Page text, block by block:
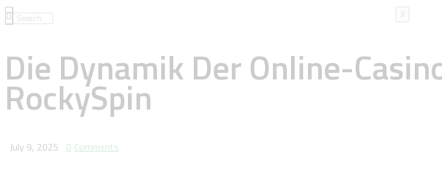
X
Die Dynamik Der Online-
RockySpin
July 9, 2025 0 Comments